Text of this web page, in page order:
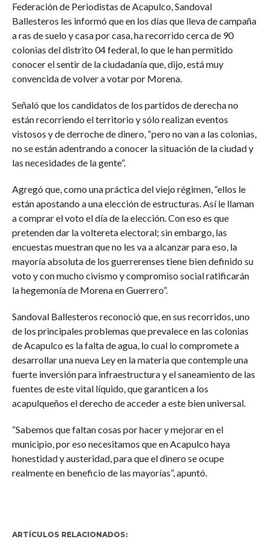
Federación de Periodistas de Acapulco, Sandoval
Ballesteros les informó que en los días que lleva de campaña
a ras de suelo y casa por casa, ha recorrido cerca de 90
colonias del distrito 04 federal, lo que le han permitido
conocer el sentir de la ciudadanía que, dijo, está muy
convencida de volver a votar por Morena.
Señaló que los candidatos de los partidos de derecha no
están recorriendo el territorio y sólo realizan eventos
vistosos y de derroche de dinero, “pero no van a las colonias,
no se están adentrando a conocer la situación de la ciudad y
las necesidades de la gente”.
Agregó que, como una práctica del viejo régimen, “ellos le
están apostando a una elección de estructuras. Así le llaman
a comprar el voto el día de la elección. Con eso es que
pretenden dar la voltereta electoral; sin embargo, las
encuestas muestran que no les va a alcanzar para eso, la
mayoría absoluta de los guerrerenses tiene bien definido su
voto y con mucho civismo y compromiso social ratificarán
la hegemonía de Morena en Guerrero”.
Sandoval Ballesteros reconoció que, en sus recorridos, uno
de los principales problemas que prevalece en las colonias
de Acapulco es la falta de agua, lo cual lo compromete a
desarrollar una nueva Ley en la materia que contemple una
fuerte inversión para infraestructura y el saneamiento de las
fuentes de este vital líquido, que garanticen a los
acapulqueños el derecho de acceder a este bien universal.
“Sabemos que faltan cosas por hacer y mejorar en el
municipio, por eso necesitamos que en Acapulco haya
honestidad y austeridad, para que el dinero se ocupe
realmente en beneficio de las mayorías”, apuntó.
ARTÍCULOS RELACIONADOS: